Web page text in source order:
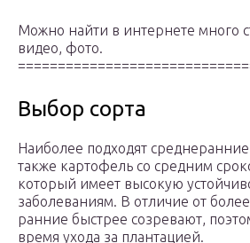
Можно найти в интернете много
видео, фото.
Выбор сорта
Наиболее подходят
также картофель со средним
который имеет высокую
заболеваниям. В отличие от
ранние быстрее созревают,
время ухода за плантацией.